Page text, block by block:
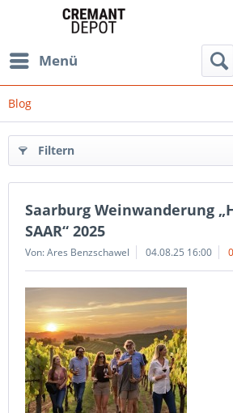
Menü
Blog
Filtern
Saarburg Weinwanderung
SAAR“ 2025
Von: Ares Benzschawel 04.08.25 16:00